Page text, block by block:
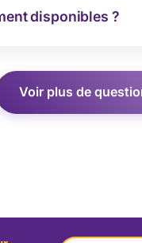
disponibles ?
Voir plus de